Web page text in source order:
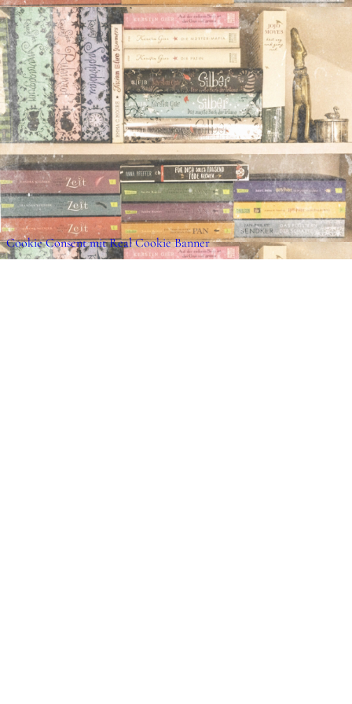
eine Karte zu setzen.
Arno Strobel „Sharing“ ©2021 S. Fischer
Cookie Consent mit Real Cookie Banner